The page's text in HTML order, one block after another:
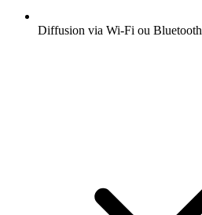
Diffusion via Wi-Fi ou Bluetooth